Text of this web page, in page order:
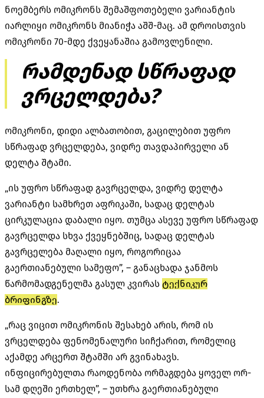
ნოემბერს ომიკრონს შემაშფოთებელი ვარიანტის
იარლიყი ომიკრონს მიანიჭა აშშ-მაც. ამ დროისთვის
ომიკრონი 70-მდე ქვეყანაშია გამოვლენილი.
რამდენად სწრაფად
ვრცელდება?
ომიკრონი, დიდი ალბათობით, გაცილებით უფრო
სწრაფად ვრცელდება, ვიდრე თავდაპირველი ან
დელტა შტამი.
„ის უფრო სწრაფად გავრცელდა, ვიდრე დელტა
ვარიანტი სამხრეთ აფრიკაში, სადაც დელტას
ცირკულაცია დაბალი იყო. თუმცა ასევე უფრო სწრაფად
გავრცელდა სხვა ქვეყნებშიც, სადაც დელტას
გავრცელება მაღალი იყო, როგორიცაა
გაერთიანებული სამეფო”, – განაცხადა ჯანმოს
წარმომადგენელმა გასულ კვირას ტექნიკურ
ბრიფინგზე.
„რაც ვიცით ომიკრონის შესახებ არის, რომ ის
ვრცელდება ფენომენალური სიჩქარით, რომელიც
აქამდე არცერთ შტამში არ გვინახავს.
ინფიცირებულთა რაოდენობა ორმაგდება ყოველ ორ-
სამ დღეში ერთხელ”, – უთხრა გაერთიანებული